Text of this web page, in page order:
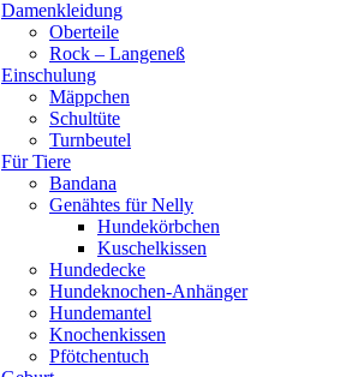
Damenkleidung
Oberteile
Rock – Langeneß
Einschulung
Mäppchen
Schultüte
Turnbeutel
Für Tiere
Bandana
Genähtes für Nelly
Hundekörbchen
Kuschelkissen
Hundedecke
Hundeknochen-Anhänger
Hundemantel
Knochenkissen
Pfötchentuch